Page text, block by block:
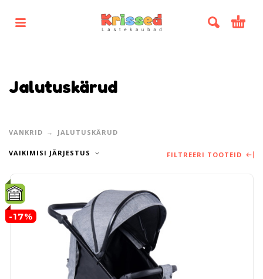
Jalutuskärud
VANKRID JALUTUSKÄRUD
VAIKIMISI JÄRJESTUS FILTREERI TOOTEID
-17%